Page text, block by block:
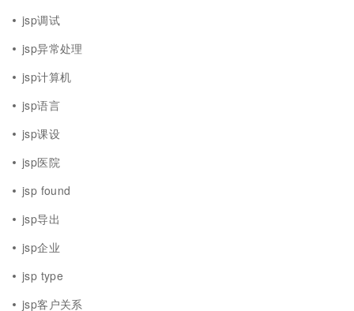
jsp调试
jsp异常处理
jsp计算机
jsp语言
jsp课设
jsp医院
jsp found
jsp导出
jsp企业
jsp type
jsp客户关系